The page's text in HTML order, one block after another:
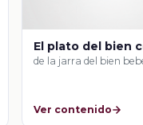
El plato del bien
de la jarra del bien
Ver contenido